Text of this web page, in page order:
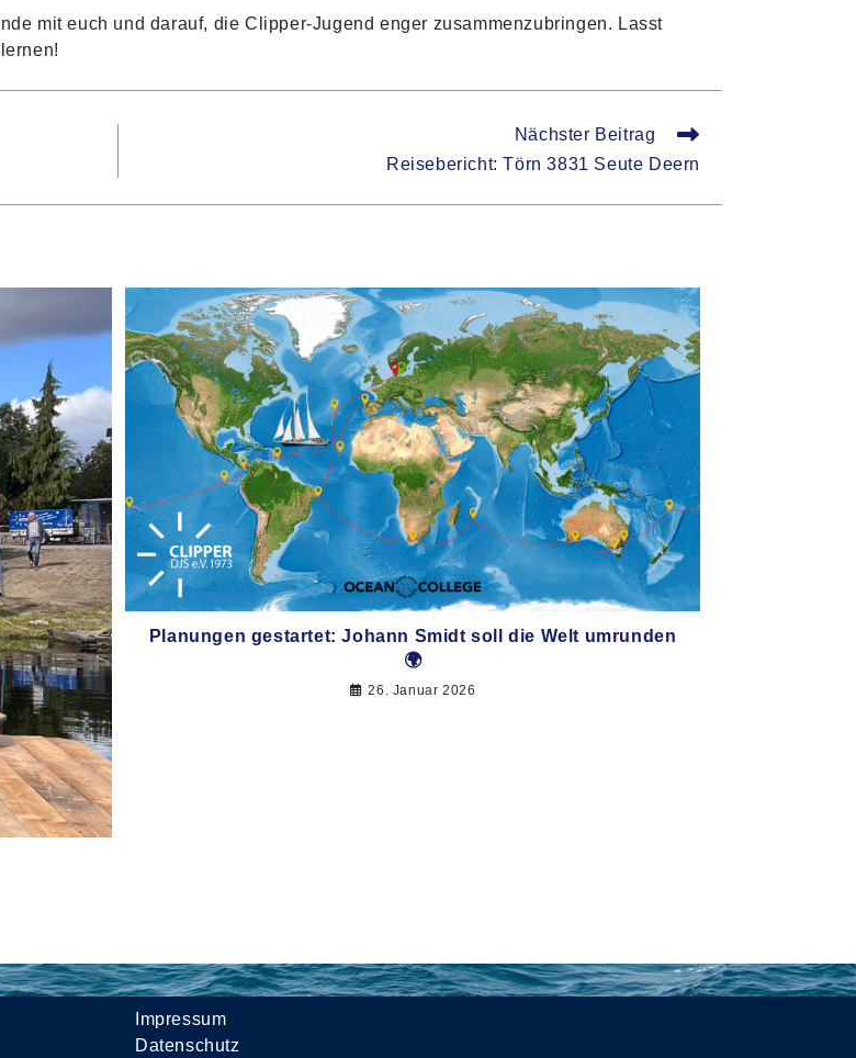
mit euch und darauf, die Clipper-Jugend enger zusammenzubringen. Lasst
Nächster Beitrag
Reisebericht: Törn 3831 Seute Deern
Planungen gestartet: Johann Smidt soll die Welt umrunden
🌍
26. Januar 2026
Impressum
Datenschutz